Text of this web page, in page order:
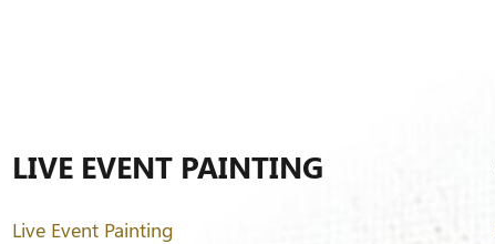
LIVE EVENT PAINTING
Live Event Painting